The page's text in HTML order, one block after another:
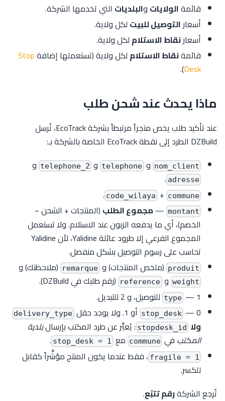
قائمةالولايات والبلديات التي تخدمها الشركة.
أسعار التوصيل للبيت لكل ولاية.
أسعارنقاط الاستلام لكل ولاية.
قائمةنقاط الاستلام لكل ولاية (تستعملها إضافةStop
Desk
).
ماذا يحدث عند شحن طلب
عند تأكيد طلب يخص متجراً مرتبطاً بشركة EcoTrack، تُرسل
DZBuild الطرد إلى نقطة EcoTrack الخاصة بالشركة بـ:
nom_client و telephone و telephone_2 و
adresse
.
code_wilaya + commune
.
montant
— مجموع الطلب (المنتجات + الشحن −
الخصم)، أي ما يدفعه الزبون عند الاستلام. ولا تستعمل
المجموع الفرعي إلا طرود عائلة Yalidine، لأن Yalidine
تحاسب على رسوم التوصيل بشكل منفصل.
produit (ملخص المنتجات) و remarque (ملاحظتك) و
weight و reference (رقم طلبك في DZBuild).
type — 1 للتوصيل، و 2 للتبديل.
stop_desk — 0 أو 1. ولا يوجد حقل delivery_type
ولا stopdesk_id : يُعبَّر عن طرد المكتب بإرسالبلدية
المكتب في commune مع stop_desk = 1
.
fragile = 1 ، فقط عندما يكون المنتج مؤشَّراً كقابل
للكسر.
تُرجع الشركةرقم تتبّع.